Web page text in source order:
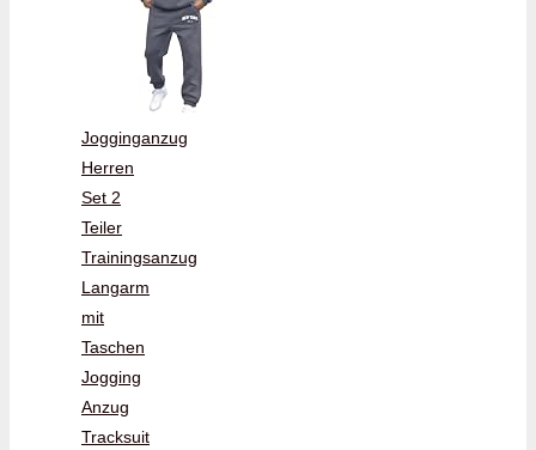
Jogginganzug
Herren
Set 2
Teiler
Trainingsanzug
Langarm
mit
Taschen
Jogging
Anzug
Tracksuit